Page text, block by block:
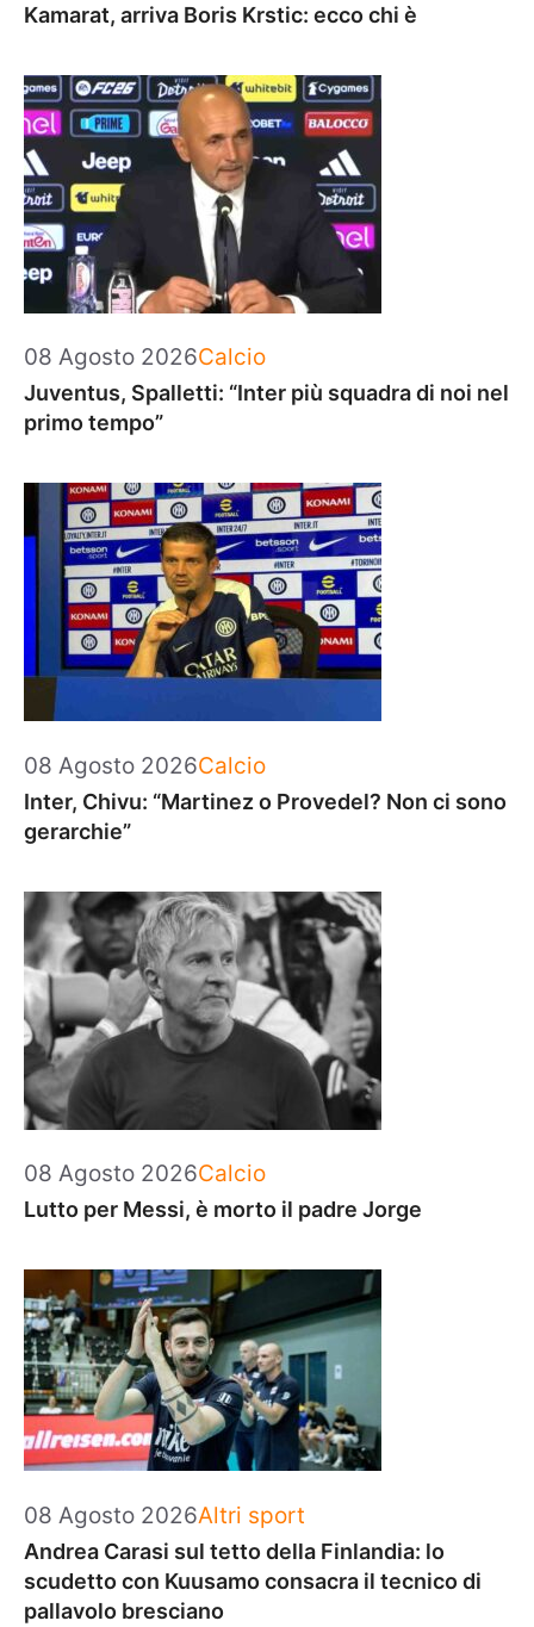
Kamarat, arriva Boris Krstic: ecco chi è
08 Agosto 2026Categorie
Calcio
Juventus, Spalletti: “Inter più squadra di noi nel
primo tempo”
08 Agosto 2026Categorie
Calcio
Inter, Chivu: “Martinez o Provedel? Non ci sono
gerarchie”
08 Agosto 2026Categorie
Calcio
Lutto per Messi, è morto il padre Jorge
08 Agosto 2026Categorie
Altri sport
Andrea Carasi sul tetto della Finlandia: lo
scudetto con Kuusamo consacra il tecnico di
pallavolo bresciano